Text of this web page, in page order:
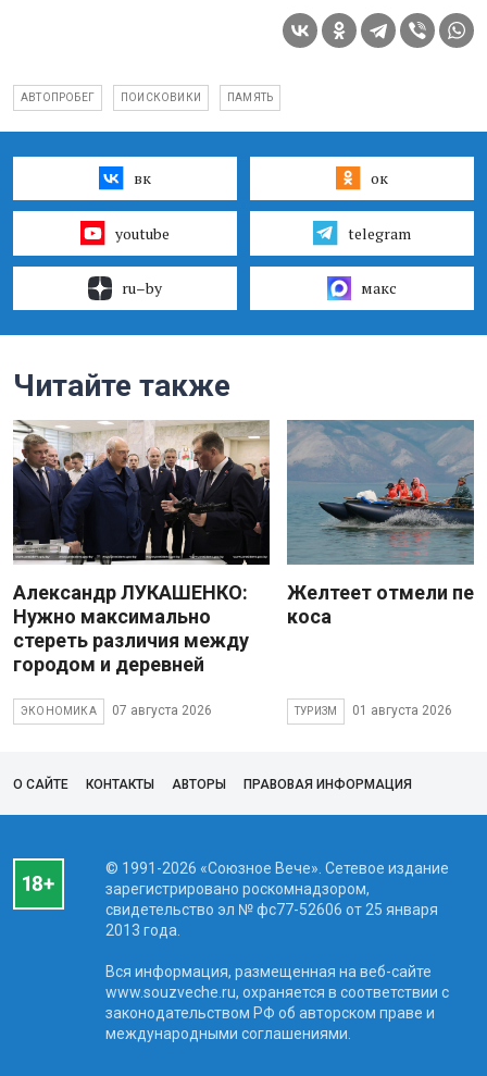
АВТОПРОБЕГ ПОИСКОВИКИ ПАМЯТЬ
вк ок
youtube telegram
ru–by макс
Читайте также
Александр ЛУКАШЕНКО:
Нужно максимально
стереть различия между
городом и деревней
ЭКОНОМИКА 07 августа 2026
Желтеет отмели
коса
ТУРИЗМ 01 августа 2026
О САЙТЕ КОНТАКТЫ АВТОРЫ ПРАВОВАЯ ИНФОРМАЦИЯ
© 1991-2026 «Союзное Вече». Сетевое издание
зарегистрировано роскомнадзором,
свидетельство эл № фc77-52606 от 25 января
2013 года.
Вся информация, размещенная на веб-сайте
www.souzveche.ru, охраняется в соответствии с
законодательством РФ об авторском праве и
международными соглашениями.